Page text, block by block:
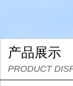
产品展示
PRODUCT